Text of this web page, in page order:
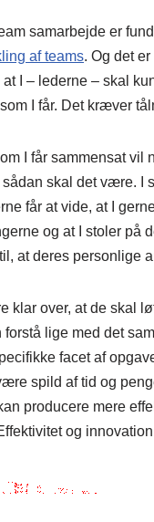
samarbejde er
af teams. Og det
at I – lederne – skal
I får. Det kræver
I får sammensat vil
skal det være. I
får at vide, at I
og at I stoler på
at deres personlige
klar over, at de skal
forstå lige med det
facet af
spild af tid og
producere mere
og